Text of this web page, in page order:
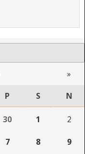
»
P S N
30 1 2
7 8 9